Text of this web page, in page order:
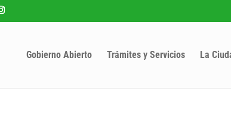
Gobierno Abierto Trámites y Servicios La